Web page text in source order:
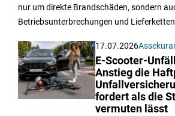
nur um direkte Brandschäden, sondern
Betriebsunterbrechungen und
17.07.2026
E-Scooter-
Anstieg die
fordert als die
vermuten lässt